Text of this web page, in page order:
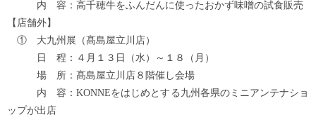
内 容：高千穂牛をふんだんに使ったおかず味噌の試食販売
【店舗外】
① 大九州展（髙島屋立川店）
日 程：４月１３日（水）～１８（月）
場 所：髙島屋立川店８階催し会場
内 容：KONNEをはじめとする九州各県のミニアンテナショ
ップが出店